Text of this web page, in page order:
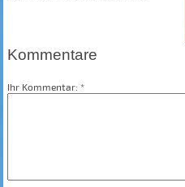
Kommentare
Ihr Kommentar: *